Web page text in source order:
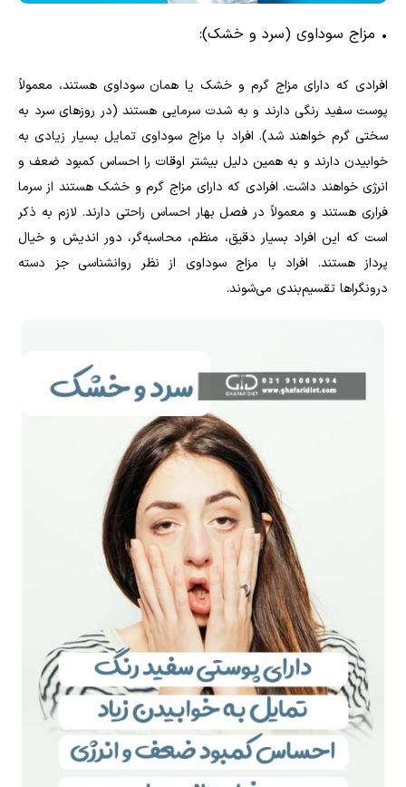
• مزاج سوداوی (سرد و خشک):
افرادی که دارای مزاج گرم و خشک یا همان سوداوی هستند، معمولاً
پوست سفید رنگی دارند و به شدت سرمایی هستند (در روز‌های سرد به
سختی گرم خواهند شد). افراد با مزاج سوداوی تمایل بسیار زیادی به
خوابیدن دارند و به همین دلیل بیشتر اوقات را احساس کمبود ضعف و
انرژی خواهند داشت. افرادی که دارای مزاج گرم و خشک هستند از سرما
فراری هستند و معمولاً در فصل بهار احساس راحتی دارند. لازم به ذکر
است که این افراد بسیار دقیق، منظم، محاسبه‌گر، دور اندیش و خیال
پرداز هستند. افراد با مزاج سوداوی از نظر روانشناسی جز دسته
درونگرا‌ها تقسیم‌بندی می‌شوند.